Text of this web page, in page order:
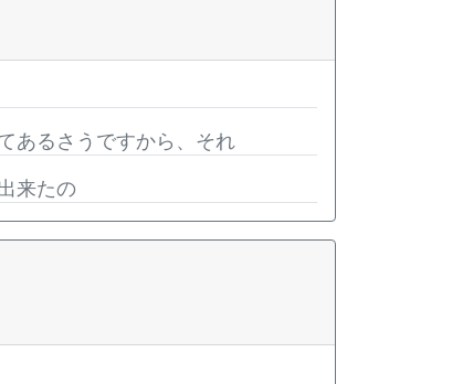
あるさうですから、それ
来たの